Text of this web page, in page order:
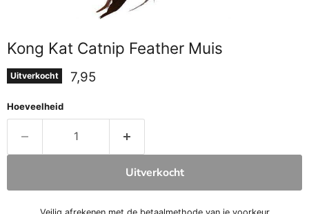
Kong Kat Catnip Feather Muis
Uitverkocht Huidige prijs
7,95
Hoeveelheid
Uitverkocht